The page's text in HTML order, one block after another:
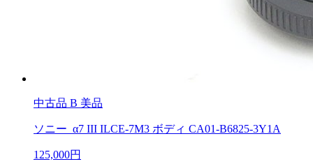
中古品 B 美品
ソニー α7 III ILCE-7M3 ボディ CA01-B6825-3Y1A
125,000円